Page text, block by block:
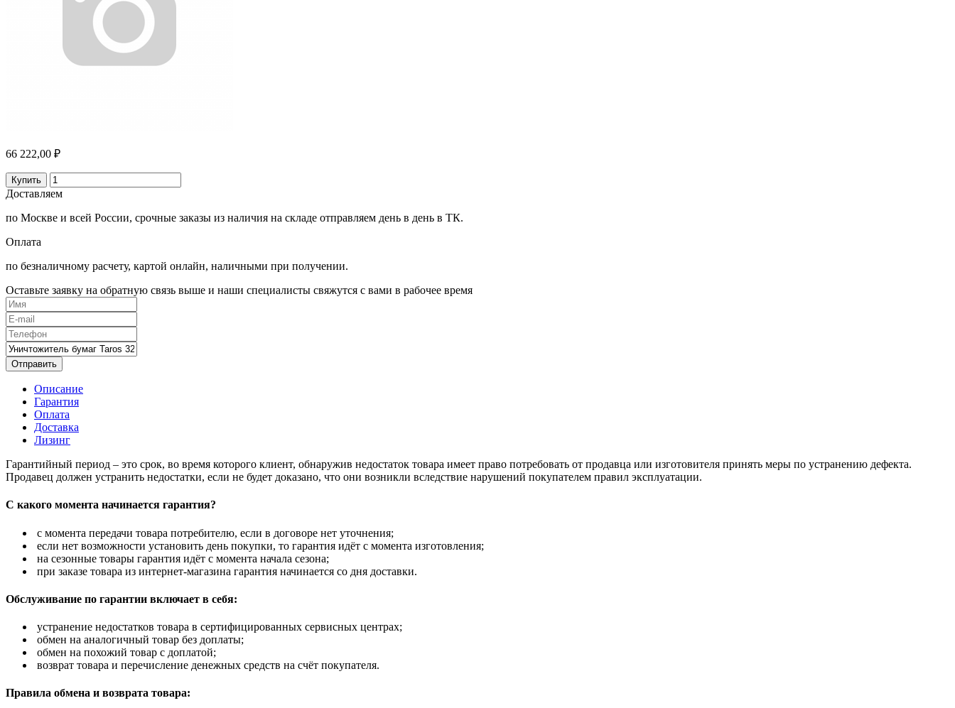
66 222,00 ₽
Купить
Доставляем
по Москве и всей России, срочные заказы из наличия на складе отправляем день в день в ТК.
Оплата
по безналичному расчету, картой онлайн, наличными при получении.
Оставьте заявку на обратную связь выше и наши специалисты свяжутся с вами в рабочее время
Отправить
Описание
Гарантия
Оплата
Доставка
Лизинг
Гарантийный период – это срок, во время которого клиент, обнаружив недостаток товара имеет право потребовать от продавца или изготовителя принять меры по устранению дефекта.
Продавец должен устранить недостатки, если не будет доказано, что они возникли вследствие нарушений покупателем правил эксплуатации.
С какого момента начинается гарантия?
с момента передачи товара потребителю, если в договоре нет уточнения;
если нет возможности установить день покупки, то гарантия идёт с момента изготовления;
на сезонные товары гарантия идёт с момента начала сезона;
при заказе товара из интернет-магазина гарантия начинается со дня доставки.
Обслуживание по гарантии включает в себя:
устранение недостатков товара в сертифицированных сервисных центрах;
обмен на аналогичный товар без доплаты;
обмен на похожий товар с доплатой;
возврат товара и перечисление денежных средств на счёт покупателя.
Правила обмена и возврата товара: